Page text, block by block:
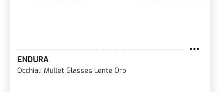
ENDURA
Occhiali Mullet Glasses Lente Oro